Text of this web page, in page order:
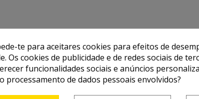
te para aceitares cookies para efeitos de
Os cookies de publicidade e de redes sociais de
funcionalidades sociais e anúncios
processamento de dados pessoais envolvidos?